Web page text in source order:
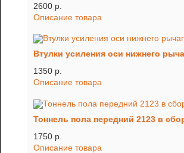
2600 p.
Описание товара
Втулки усиления оси нижнего
1350 p.
Описание товара
Тоннель пола передний 2123 в
1750 p.
Описание товара